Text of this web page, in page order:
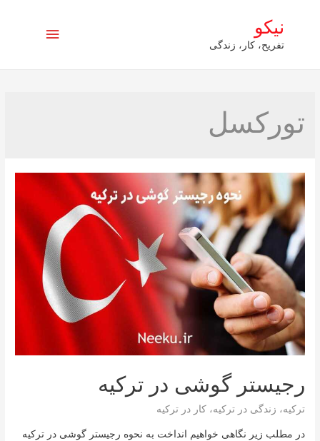
نیکو
تفریح، کار، زندگی
فهرست
تورکسل
رجیستر گوشی در ترکیه
ترکیه، زندگی در ترکیه،کار در ترکیه
در مطلب زیر نگاهی خواهیم انداخت به نحوه رجیستر گوشی در ترکیه